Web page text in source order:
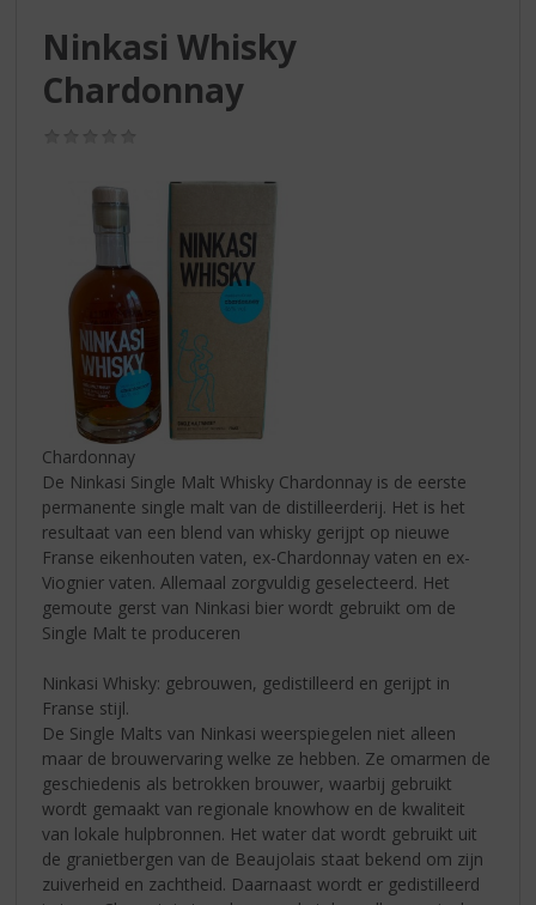
Ninkasi Whisky
Chardonnay
Chardonnay
De Ninkasi Single Malt Whisky Chardonnay is de eerste
permanente single malt van de distilleerderij. Het is het
resultaat van een blend van whisky gerijpt op nieuwe
Franse eikenhouten vaten, ex-Chardonnay vaten en ex-
Viognier vaten. Allemaal zorgvuldig geselecteerd. Het
gemoute gerst van Ninkasi bier wordt gebruikt om de
Single Malt te produceren
Ninkasi Whisky: gebrouwen, gedistilleerd en gerijpt in
Franse stijl.
De Single Malts van Ninkasi weerspiegelen niet alleen
maar de brouwervaring welke ze hebben. Ze omarmen de
geschiedenis als betrokken brouwer, waarbij gebruikt
wordt gemaakt van regionale knowhow en de kwaliteit
van lokale hulpbronnen. Het water dat wordt gebruikt uit
de granietbergen van de Beaujolais staat bekend om zijn
zuiverheid en zachtheid. Daarnaast wordt er gedistilleerd